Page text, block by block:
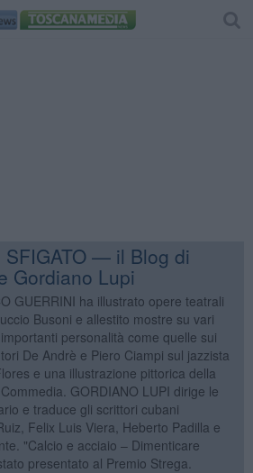
SFIGATO — il Blog di
Gordiano Lupi
GUERRINI ha illustrato opere teatrali
Busoni e allestito mostre su vari
personalità come quelle sui
De Andrè e Piero Ciampi sul jazzista
e una illustrazione pittorica della
GORDIANO LUPI dirige le
e traduce gli scrittori cubani
Felix Luis Viera, Heberto Padilla e
"Calcio e acciaio – Dimenticare
presentato al Premio Strega.